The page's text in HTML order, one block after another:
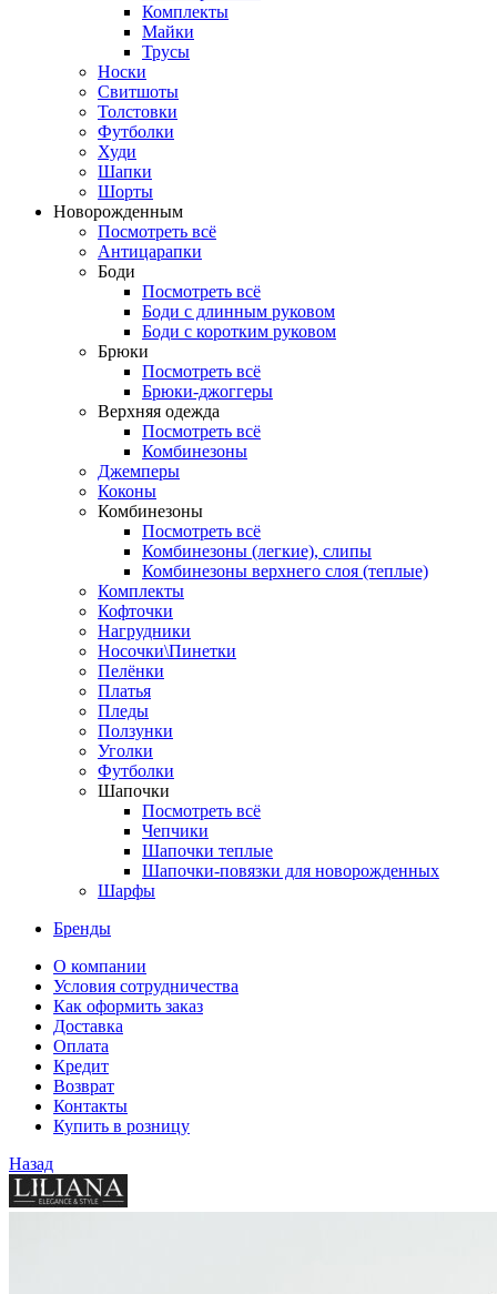
Комплекты
Майки
Трусы
Носки
Свитшоты
Толстовки
Футболки
Худи
Шапки
Шорты
Новорожденным
Посмотреть всё
Антицарапки
Боди
Посмотреть всё
Боди с длинным руковом
Боди с коротким руковом
Брюки
Посмотреть всё
Брюки-джоггеры
Верхняя одежда
Посмотреть всё
Комбинезоны
Джемперы
Коконы
Комбинезоны
Посмотреть всё
Комбинезоны (легкие), слипы
Комбинезоны верхнего слоя (теплые)
Комплекты
Кофточки
Нагрудники
Носочки\Пинетки
Пелёнки
Платья
Пледы
Ползунки
Уголки
Футболки
Шапочки
Посмотреть всё
Чепчики
Шапочки теплые
Шапочки-повязки для новорожденных
Шарфы
Бренды
О компании
Условия сотрудничества
Как оформить заказ
Доставка
Оплата
Кредит
Возврат
Контакты
Купить в розницу
Назад